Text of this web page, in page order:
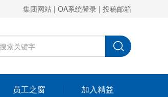
集团网站 | OA系统登录 | 投稿邮箱
员工之窗 加入精益